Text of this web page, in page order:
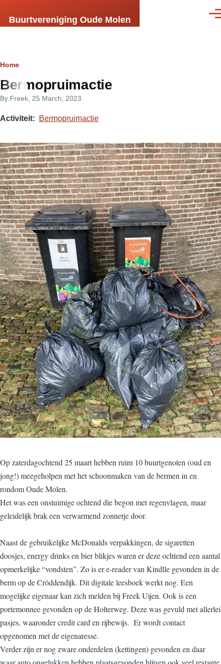
Buurtvereniging Oude Molen
Breadcrumb
Home
Bermopruimactie
By Freek , 25 March, 2023
Activiteit Bermopruimactie
Op zaterdagochtend 25 maart hebben ruim 10 buurtgenoten (oud en
jong!) meegeholpen met het schoonmaken van de bermen in en
rondom Oude Molen.
Het was een onstuimige ochtend die begon met regenvlagen, maar
geleidelijk brak een verwarmend zonnetje door.
Naast de gebruikelijke McDonalds verpakkingen, de sigaretten
doosjes, energy drinks en bier blikjes waren er deze ochtend een aantal
opmerkelijke “vondsten”. Zo is er e-reader van Kindlle gevonden in de
berm op de Cröddendijk. Dit digitale leesboek werkt nog. Een
mogelijke eigenaar kan zich melden bij Freek Uijen. Ook is een
portemonnee gevonden op de Holterweg. Deze was gevuld met allerlei
pasjes, waaronder credit card en rijbewijs. Er wordt contact
opgenomen met de eigenaresse.
Verder zijn er nog zware onderdelen (kettingen) gevonden en daar